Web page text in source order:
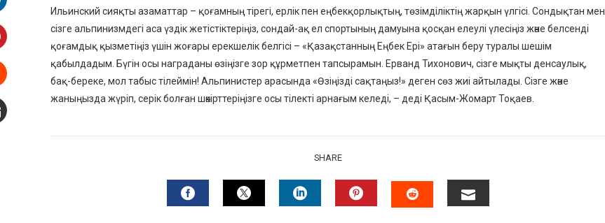
Ильинский сияқты азаматтар – қоғамның тірегі, ерлік пен еңбекқорлықтың, төзімділіктің жарқын үлгісі. Сондықтан мен
сізге альпинизмдегі аса үздік жетістіктеріңіз, сондай-ақ ел спортының дамуына қосқан елеулі үлесіңіз және белсенді
қоғамдық қызметіңіз үшін жоғары ерекшелік белгісі – «Қазақстанның Еңбек Ері» атағын беру туралы шешім
қабылдадым. Бүгін осы награданы өзіңізге зор құрметпен тапсырамын. Ерванд Тихонович, сізге мықты денсаулық,
бақ-береке, мол табыс тілеймін! Альпинистер арасында «Өзіңізді сақтаңыз!» деген сөз жиі айтылады. Сізге және
жаныңызда жүріп, серік болған шәкірттеріңізге осы тілекті арнағым келеді, – деді Қасым-Жомарт Тоқаев.
SHARE